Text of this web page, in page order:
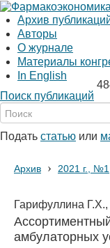
Архив
Авторы
О журнале
Материалы
In English
Поиск публикаций
Подать статью или
Архив › 2021 г.,
Гарифуллина
амбулаторных